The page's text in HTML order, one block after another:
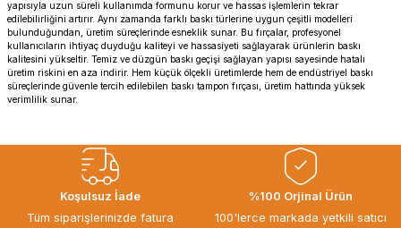
yapısıyla uzun süreli kullanımda formunu korur ve hassas işlemlerin tekrar
edilebilirliğini artırır. Aynı zamanda farklı baskı türlerine uygun çeşitli modelleri
bulunduğundan, üretim süreçlerinde esneklik sunar. Bu fırçalar, profesyonel
kullanıcıların ihtiyaç duyduğu kaliteyi ve hassasiyeti sağlayarak ürünlerin baskı
kalitesini yükseltir. Temiz ve düzgün baskı geçişi sağlayan yapısı sayesinde hatalı
üretim riskini en aza indirir. Hem küçük ölçekli üretimlerde hem de endüstriyel baskı
süreçlerinde güvenle tercih edilebilen baskı tampon fırçası, üretim hattında yüksek
verimlilik sunar.
Koşulsuz İade
Tüm siparişlerinizde fatura
%100 Orjinal Ürün
100'lerce markada yetkili satıcı